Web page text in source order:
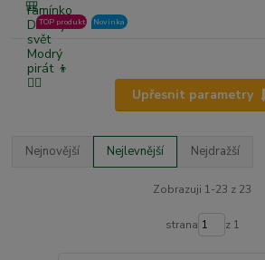
TOP produkt Novinka
Upřesnit parametry
Nejnovější Nejlevnější Nejdražší
Zobrazuji 1-23 z 23
strana z 1